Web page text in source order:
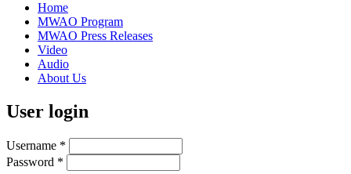
Home
MWAO Program
MWAO Press Releases
Video
Audio
About Us
User login
Username *
Password *